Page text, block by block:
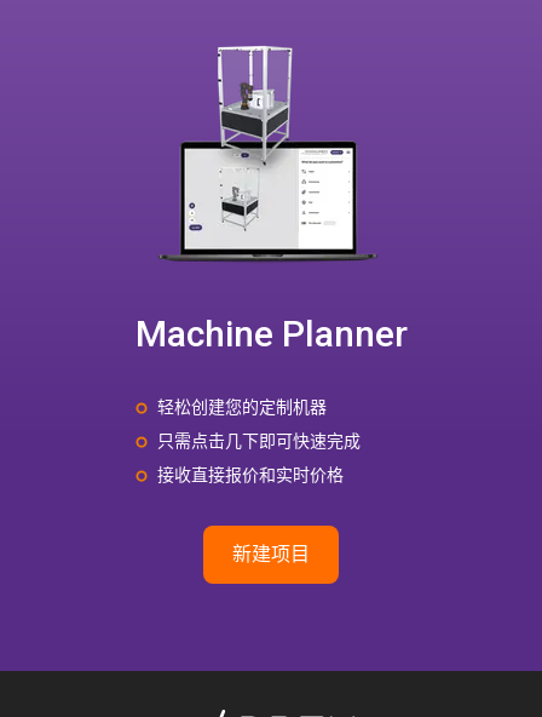
Machine Planner
轻松创建您的定制机器
只需点击几下即可快速完成
接收直接报价和实时价格
新建项目